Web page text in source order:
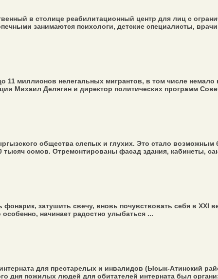
в столице реабилитационный центр для лиц с
занимаются психологи, детские специалисты,
11 миллионов нелегальных мигрантов, в том числе
Михаил Делягин и директор политических программ
общества слепых и глухих. Это стало возможным
сомов. Отремонтированы фасад здания, кабинеты,
затушить свечу, вновь почувствовать себя в ХХI
начинает радостно улыбаться ...
для престарелых и инвалидов (Ысык-Атинский
дня пожилых людей для обитателей интерната был